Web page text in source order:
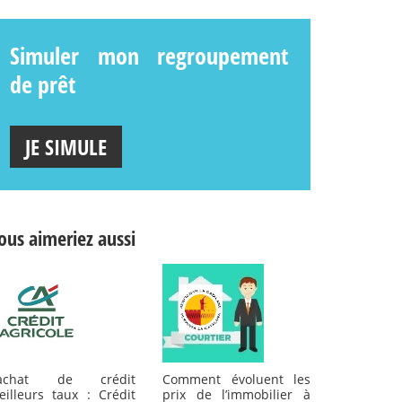
Simuler mon regroupement
de prêt
JE SIMULE
aimeriez aussi
de crédit
taux : Crédit
Comment évoluent les
prix de l’immobilier à